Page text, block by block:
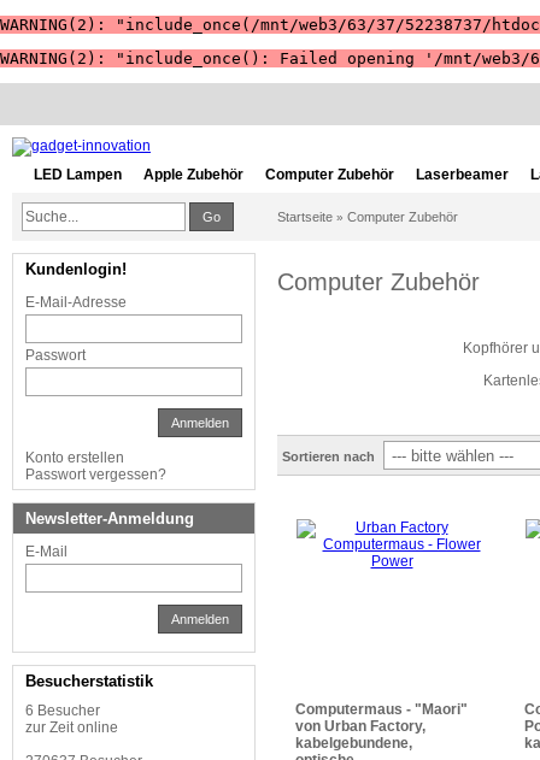
WARNING(2): "include_once(/mnt/web3/63/37/
WARNING(2): "include_once(): Failed opening '/mnt/
LED Lampen Apple Zubehör Computer Zubehör Laserbeamer
Go Startseite » Computer Zubehör
Computer Zubehör
Kopfhörer
Sortieren nach
Computermaus - "Maori"
von Urban Factory,
kabelgebundene,
Kundenlogin!
E-Mail-Adresse
Passwort
Anmelden
Konto erstellen
Passwort vergessen?
Newsletter-Anmeldung
E-Mail
Anmelden
Besucherstatistik
6 Besucher
zur Zeit online